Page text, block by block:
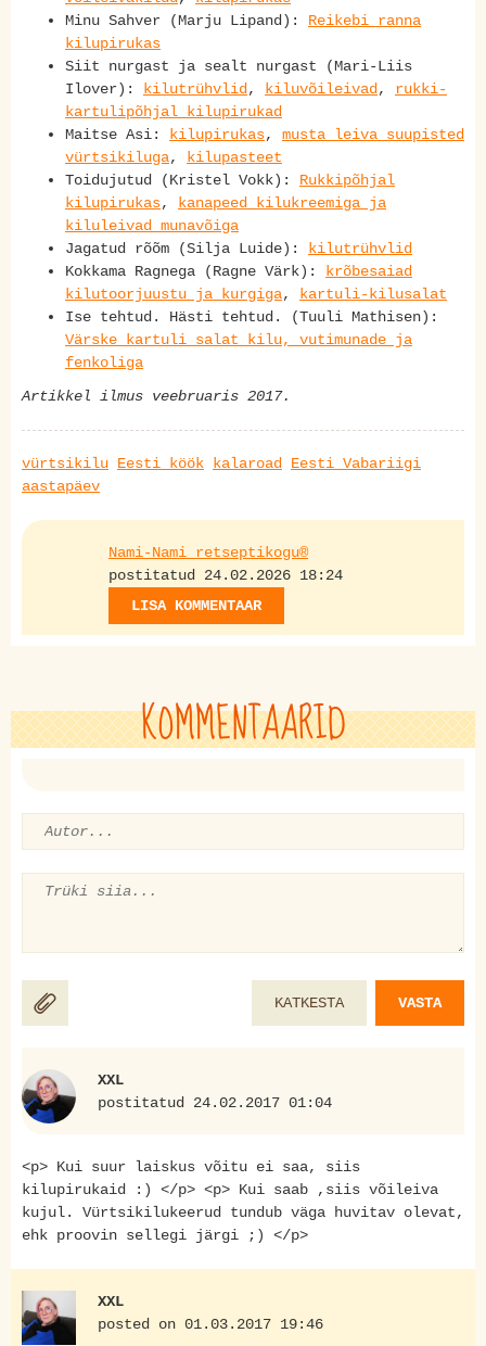
Minu Sahver (Marju Lipand): Reikebi ranna
kilupirukas
Siit nurgast ja sealt nurgast (Mari-Liis
Ilover):
kilutrühvlid , kiluvõileivad , rukki-
kartulipõhjal kilupirukad
Maitse Asi:
kilupirukas, musta leiva suupisted
vürtsikiluga,
kilupasteet
Toidujutud (Kristel Vokk): Rukkipõhjal
kilupirukas,
kanapeed kilukreemiga ja
kiluleivad munavõiga
Jagatud rõõm (Silja Luide):
kilutrühvlid
Kokkama Ragnega (Ragne Värk):
krõbesaiad
kilutoorjuustu ja kurgiga,
kartuli-kilusalat
Ise tehtud. Hästi tehtud. (Tuuli Mathisen):
Värske kartuli salat kilu, vutimunade ja
fenkoliga
Artikkel ilmus veebruaris 2017.
vürtsikilu Eesti köök kalaroad
Eesti Vabariigi
aastapäev
Nami-Nami retseptikogu®
postitatud 24.02.2026 18:24
LISA KOMMENTAAR
KOMMENTAARID
KATKESTA VASTA
XXL
postitatud 24.02.2017 01:04
<p> Kui suur laiskus võitu ei saa, siis
kilupirukaid :) </p> <p> Kui saab ,siis võileiva
kujul. Vürtsikilukeerud tundub väga huvitav olevat,
ehk proovin sellegi järgi ;) </p>
XXL
posted on 01.03.2017 19:46